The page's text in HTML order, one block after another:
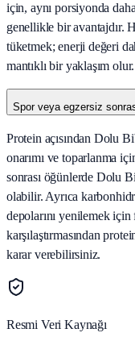
için, aynı porsiyonda
genellikle bir avantajdır.
tüketmek; enerji değeri
mantıklı bir yaklaşım olur.
Spor veya egzersiz
Protein açısından Dolu
onarımı ve toparlanma
sonrası öğünlerde Dolu
olabilir. Ayrıca
depolarını yenilemek
karşılaştırmasından
karar verebilirsiniz.
Resmi Veri Kaynağı